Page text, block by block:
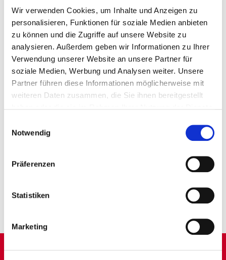
Wir verwenden Cookies, um Inhalte und Anzeigen zu
personalisieren, Funktionen für soziale Medien anbieten
zu können und die Zugriffe auf unsere Website zu
analysieren. Außerdem geben wir Informationen zu Ihrer
Verwendung unserer Website an unsere Partner für
soziale Medien, Werbung und Analysen weiter. Unsere
Partner führen diese Informationen möglicherweise mit
weiteren Daten zusammen, die Sie ihnen bereitgestellt
Notwendig
Präferenzen
Statistiken
Marketing
Umfassende Schulungen
Einen verantwortungsvollen Arbeitsplatz in einem
expandierenden Unternehmen
Kostenfreies Mitarbeiteressen
Faire Bezahlung nach KV
ALLE STELLENANGEBOTE FÜR BÜRO